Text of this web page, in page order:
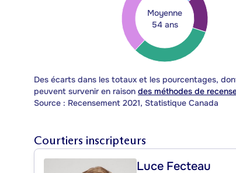
Moyenne
54 ans
Des écarts dans les totaux et les pourcentages,
peuvent survenir en raison des méthodes de
Source : Recensement 2021, Statistique Canada
Courtiers inscripteurs
Luce Fecteau